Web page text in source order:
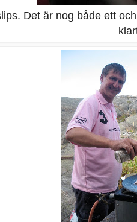
Det är nog både ett